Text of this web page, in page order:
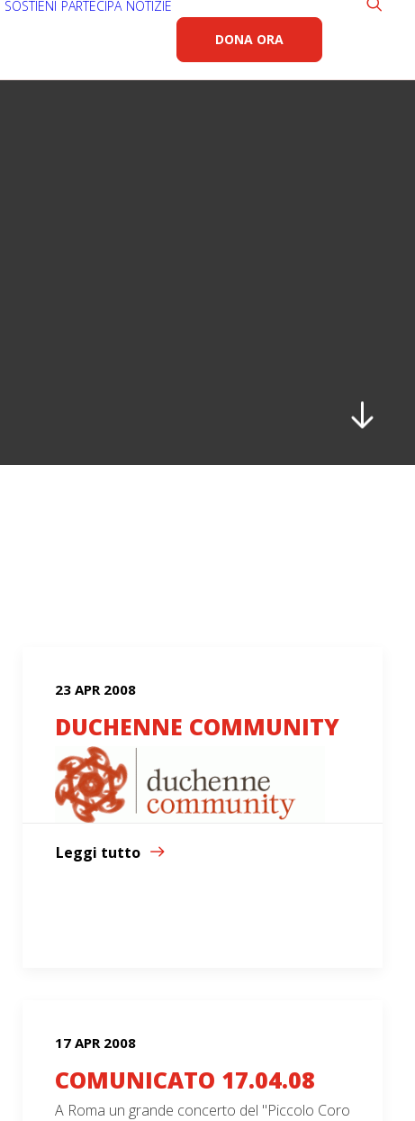
SOSTIENI PARTECIPA NOTIZIE
DONA ORA
23 APR 2008
DUCHENNE COMMUNITY
Leggi tutto
17 APR 2008
COMUNICATO 17.04.08
A Roma un grande concerto del "Piccolo Coro